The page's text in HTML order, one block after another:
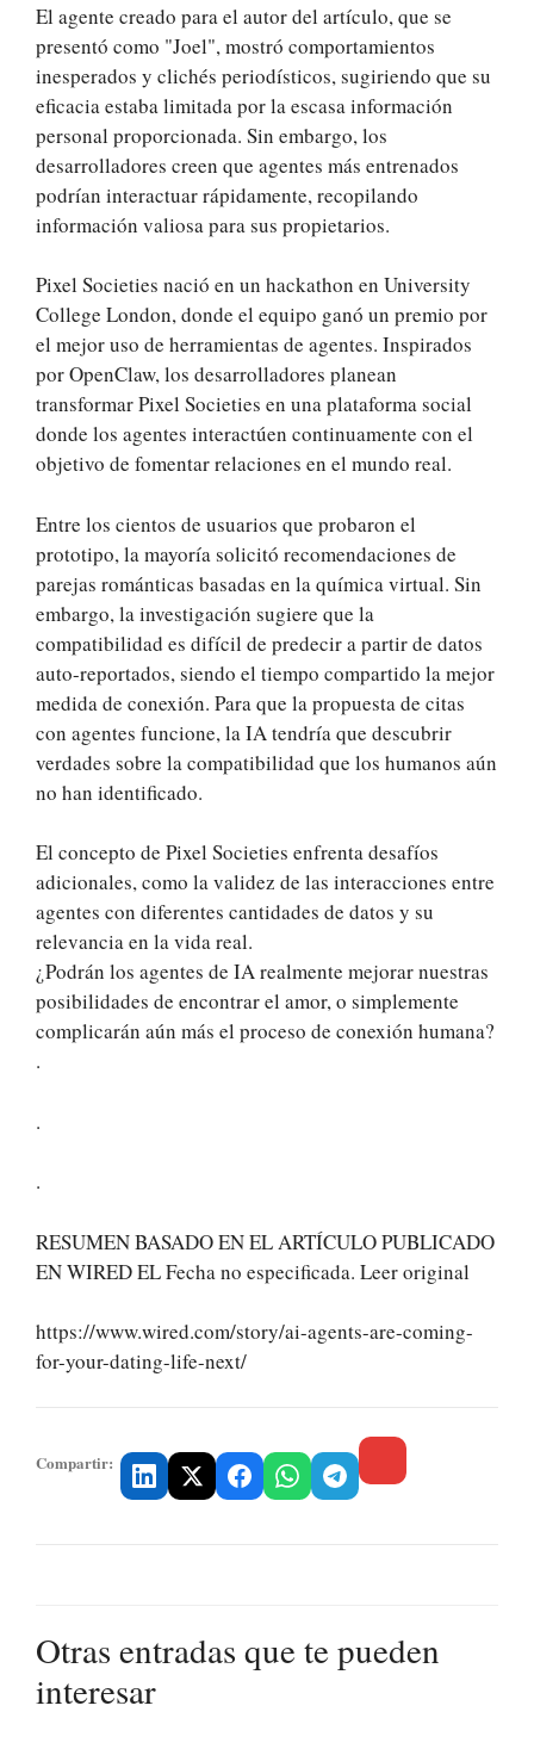
El agente creado para el autor del artículo, que se
presentó como "Joel", mostró comportamientos
inesperados y clichés periodísticos, sugiriendo que su
eficacia estaba limitada por la escasa información
personal proporcionada. Sin embargo, los
desarrolladores creen que agentes más entrenados
podrían interactuar rápidamente, recopilando
información valiosa para sus propietarios.
Pixel Societies nació en un hackathon en University
College London, donde el equipo ganó un premio por
el mejor uso de herramientas de agentes. Inspirados
por OpenClaw, los desarrolladores planean
transformar Pixel Societies en una plataforma social
donde los agentes interactúen continuamente con el
objetivo de fomentar relaciones en el mundo real.
Entre los cientos de usuarios que probaron el
prototipo, la mayoría solicitó recomendaciones de
parejas románticas basadas en la química virtual. Sin
embargo, la investigación sugiere que la
compatibilidad es difícil de predecir a partir de datos
auto-reportados, siendo el tiempo compartido la mejor
medida de conexión. Para que la propuesta de citas
con agentes funcione, la IA tendría que descubrir
verdades sobre la compatibilidad que los humanos aún
no han identificado.
El concepto de Pixel Societies enfrenta desafíos
adicionales, como la validez de las interacciones entre
agentes con diferentes cantidades de datos y su
relevancia en la vida real.
¿Podrán los agentes de IA realmente mejorar nuestras
posibilidades de encontrar el amor, o simplemente
complicarán aún más el proceso de conexión humana?
.
.
.
RESUMEN BASADO EN EL ARTÍCULO PUBLICADO
EN WIRED EL Fecha no especificada. Leer original
https://www.wired.com/story/ai-agents-are-coming-
for-your-dating-life-next/
Compartir:
Otras entradas que te pueden
interesar